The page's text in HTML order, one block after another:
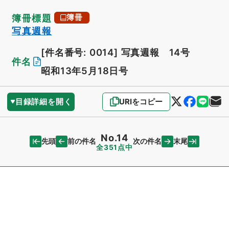
簿冊標題 簿冊
写真週報
件名
[件名番号: 0014] 写真週報 14号
昭和13年5月18日号
目録詳細を開く URIをコピー
先頭 前の件名 No.14
全351点中
次の件名 末尾